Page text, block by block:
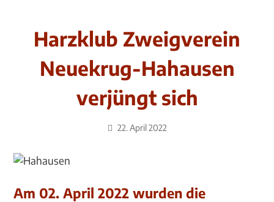
Harzklub Zweigverein
Neuekrug-Hahausen
verjüngt sich
22. April 2022
Am 02. April 2022 wurden die